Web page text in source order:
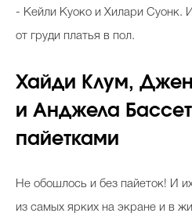
- Кейли Куоко и Хилари Суонк.
от груди платья в пол.
Хайди Клум,
и Анджела
пайетками
Не обошлось и без пайеток! И
из самых ярких на экране и в